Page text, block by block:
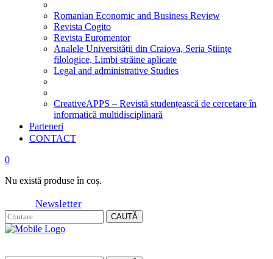
Romanian Economic and Business Review
Revista Cogito
Revista Euromentor
Analele Universității din Craiova, Seria Științe
filologice, Limbi străine aplicate
Legal and administrative Studies
CreativeAPPS – Revistă studențească de cercetare în
informatică multidisciplinară
Parteneri
CONTACT
0
Nu există produse în coș.
Newsletter
CAUTĂ